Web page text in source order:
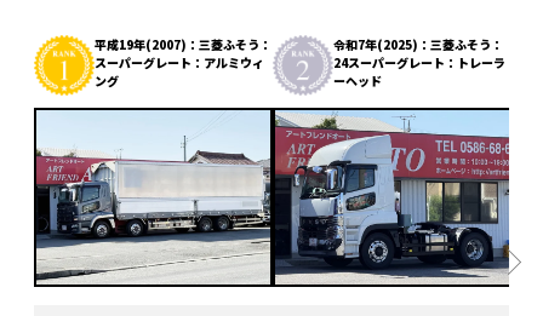
平成19年(2007)：三菱ふそう：
スーパーグレート：アルミウィ
ング
令和7年(2025)：三菱ふそう：
24スーパーグレート：トレーラ
ーヘッド